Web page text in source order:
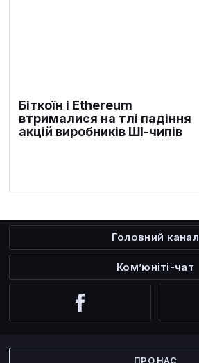
Біткоїн і Ethereum
втрималися на тлі падіння
акцій виробників ШІ-чипів
Головний канал
Ком’юніті-чат
ПРО НАС